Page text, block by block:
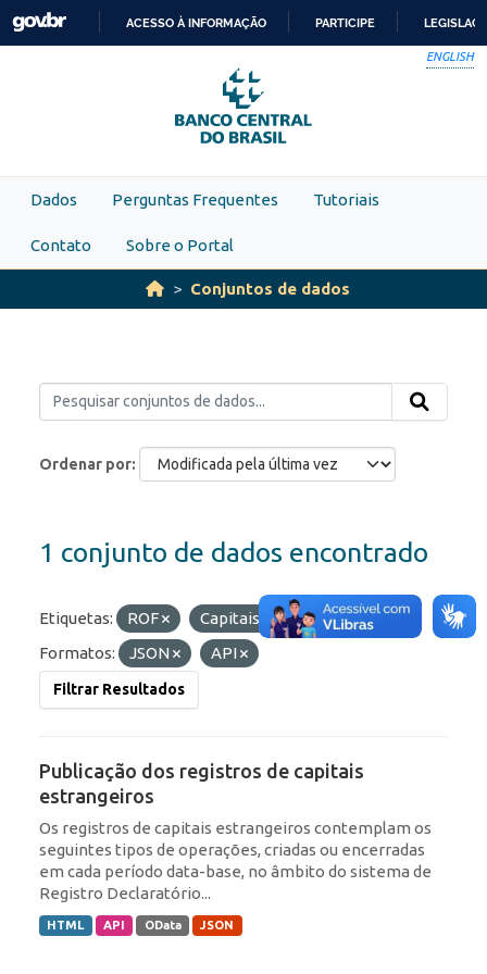
Skip to main content
PARA
O
CONTEÚDO
ACESSO À INFORMAÇÃO PARTICIPE
ENGLISH
Dados Perguntas Frequentes Tutoriais
Contato Sobre o Portal
Conjuntos de dados
Ordenar por
1 conjunto de dados encontrado
Etiquetas: ROF
Capitais Estrangeiros
Formatos:
JSON API
Filtrar Resultados
Publicação dos registros de capitais
estrangeiros
Os registros de capitais estrangeiros contemplam os
seguintes tipos de operações, criadas ou encerradas
em cada período data-base, no âmbito do sistema de
Registro Declaratório...
HTML API OData JSON